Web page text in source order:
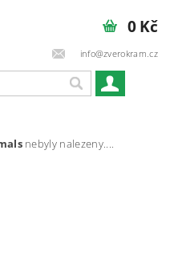
info@zverokram.cz
0 Kč
nebyly nalezeny....